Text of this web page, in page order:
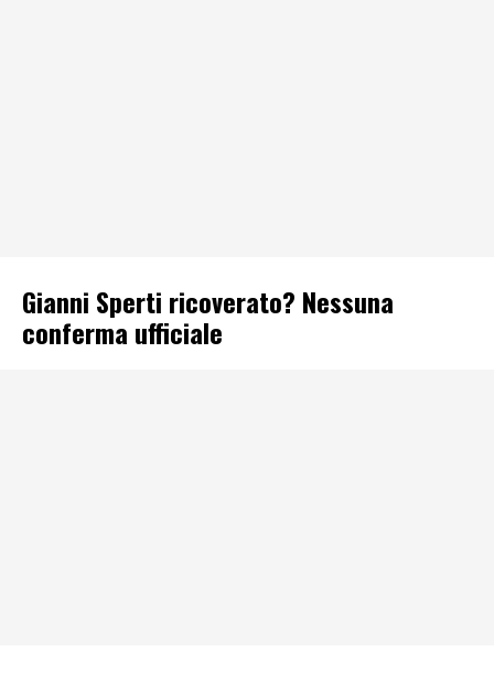
Gianni Sperti ricoverato? Nessuna
conferma ufficiale